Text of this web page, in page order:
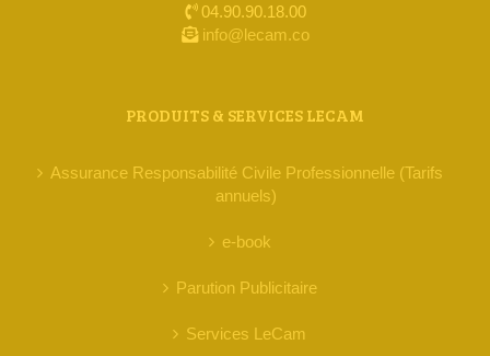
04.90.90.18.00
info@lecam.co
PRODUITS & SERVICES LECAM
Assurance Responsabilité Civile Professionnelle (Tarifs
annuels)
e-book
Parution Publicitaire
Services LeCam